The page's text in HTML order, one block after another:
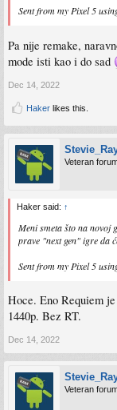
Sent from my Pixel 5
Pa nije remake,
mode isti kao i do sad
Dec 14, 2022
Haker likes this.
Veteran
Haker said: ↑
Meni smeta što na novoj
prave "next gen" igre da
Sent from my Pixel 5
Hoce. Eno Requiem
1440p. Bez RT.
Dec 14, 2022
Veteran